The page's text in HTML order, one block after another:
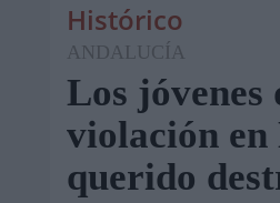
Módulos Portada Jaén
Histórico
ANDALUCÍA
Los jóvenes
violación
querido